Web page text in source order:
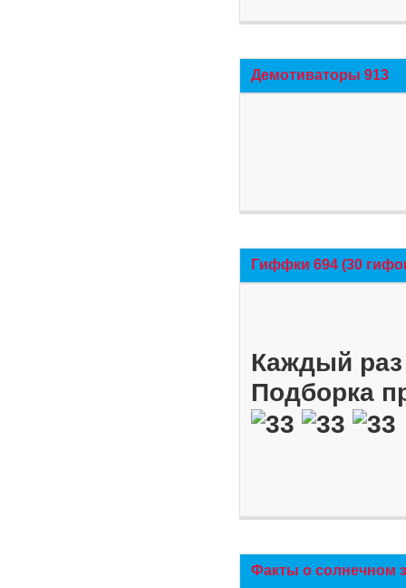
Демотиваторы 913
Гиффки 694 (30
Каждый
Подборка
Факты о солнечном